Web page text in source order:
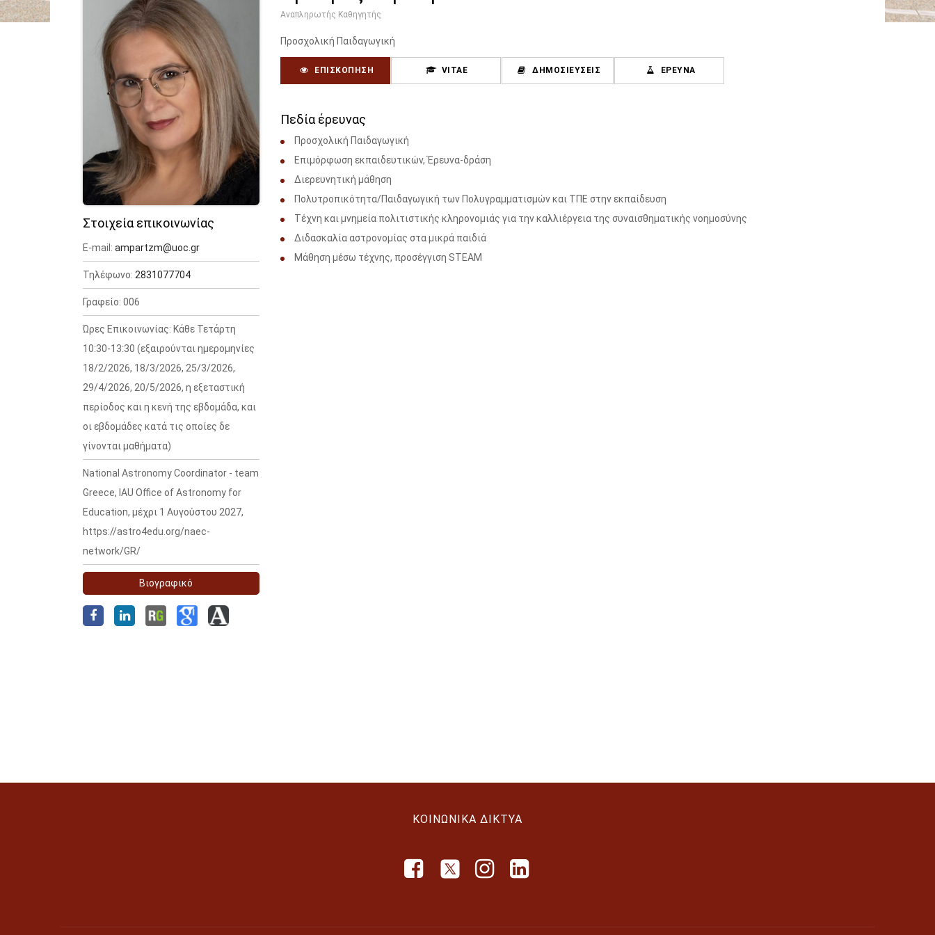
Στοιχεία επικοινωνίας
E-mail: ampartzm@uoc.gr
Τηλέφωνο: 2831077704
Γραφείο: 006
Ώρες Επικοινωνίας: Κάθε Τετάρτη
10:30-13:30 (εξαιρούνται ημερομηνίες
18/2/2026, 18/3/2026, 25/3/2026,
29/4/2026, 20/5/2026, η εξεταστική
περίοδος και η κενή της εβδομάδα, και
οι εβδομάδες κατά τις οποίες δε
γίνονται μαθήματα)
National Astronomy Coordinator - team
Greece, IAU Office of Astronomy for
Education, μέχρι 1 Αυγούστου 2027,
https://astro4edu.org/naec-
network/GR/
Βιογραφικό
Αναπληρωτής Καθηγητής
Προσχολική Παιδαγωγική
ΕΠΙΣΚΌΠΗΣΗ VITAE ΔΗΜΟΣΙΕΎΣΕΙΣ ΈΡΕΥΝΑ
Πεδία έρευνας
Προσχολική Παιδαγωγική
Επιμόρφωση εκπαιδευτικών, Έρευνα-δράση
Διερευνητική μάθηση
Πολυτροπικότητα/Παιδαγωγική των Πολυγραμματισμών και ΤΠΕ στην εκπαίδευση
Τέχνη και μνημεία πολιτιστικής κληρονομιάς για την καλλιέργεια της συναισθηματικής νοημοσύνης
Διδασκαλία αστρονομίας στα μικρά παιδιά
Μάθηση μέσω τέχνης, προσέγγιση STEAM
ΚΟΙΝΩΝΙΚΆ ΔΊΚΤΥΑ